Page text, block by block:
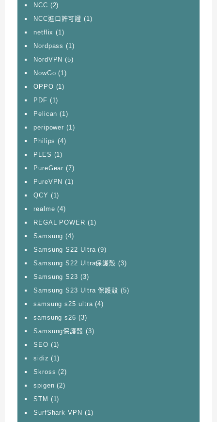
NCC (2)
NCC進口許可證 (1)
netflix (1)
Nordpass (1)
NordVPN (5)
NowGo (1)
OPPO (1)
PDF (1)
Pelican (1)
peripower (1)
Philips (4)
PLES (1)
PureGear (7)
PureVPN (1)
QCY (1)
realme (4)
REGAL POWER (1)
Samsung (4)
Samsung S22 Ultra (9)
Samsung S22 Ultra保護殼 (3)
Samsung S23 (3)
Samsung S23 Ultra 保護殼 (5)
samsung s25 ultra (4)
samsung s26 (3)
Samsung保護殼 (3)
SEO (1)
sidiz (1)
Skross (2)
spigen (2)
STM (1)
SurfShark VPN (1)